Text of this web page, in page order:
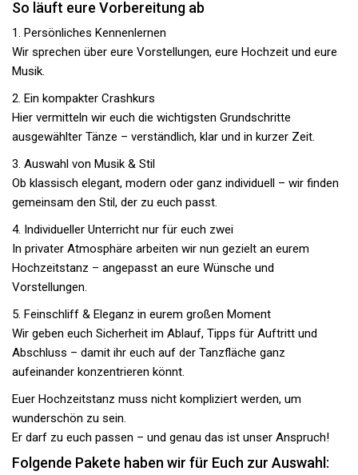
So läuft eure Vorbereitung ab
1. Persönliches Kennenlernen
Wir sprechen über eure Vorstellungen, eure Hochzeit und eure
Musik.
2. Ein kompakter Crashkurs
Hier vermitteln wir euch die wichtigsten Grundschritte
ausgewählter Tänze – verständlich, klar und in kurzer Zeit.
3. Auswahl von Musik & Stil
Ob klassisch elegant, modern oder ganz individuell – wir finden
gemeinsam den Stil, der zu euch passt.
4. Individueller Unterricht nur für euch zwei
In privater Atmosphäre arbeiten wir nun gezielt an eurem
Hochzeitstanz – angepasst an eure Wünsche und
Vorstellungen.
5. Feinschliff & Eleganz in eurem großen Moment
Wir geben euch Sicherheit im Ablauf, Tipps für Auftritt und
Abschluss – damit ihr euch auf der Tanzfläche ganz
aufeinander konzentrieren könnt.
Euer Hochzeitstanz muss nicht kompliziert werden, um
wunderschön zu sein.
Er darf zu euch passen – und genau das ist unser Anspruch!
Folgende Pakete haben wir für Euch zur Auswahl: